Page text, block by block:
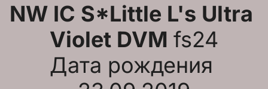
NW IC S*Little L's Ultra
Violet DVM fs24
Дата рождения